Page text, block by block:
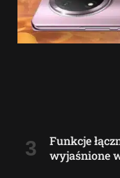
Funkcje
wyjaśnione